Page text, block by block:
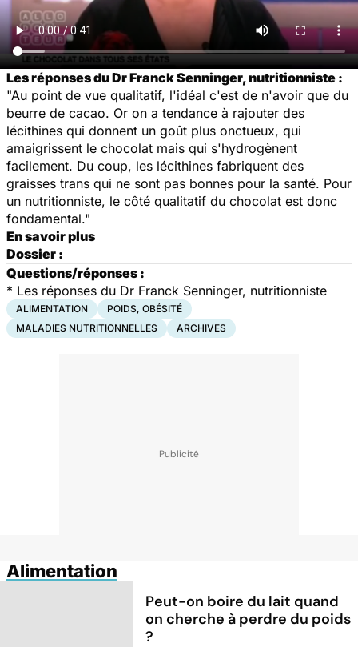
Les réponses du Dr Franck Senninger, nutritionniste :
"Au point de vue qualitatif, l'idéal c'est de n'avoir que du
beurre de cacao. Or on a tendance à rajouter des
lécithines qui donnent un goût plus onctueux, qui
amaigrissent le chocolat mais qui s'hydrogènent
facilement. Du coup, les lécithines fabriquent des
graisses trans qui ne sont pas bonnes pour la santé. Pour
un nutritionniste, le côté qualitatif du chocolat est donc
fondamental."
En savoir plus
Dossier :
Questions/réponses :
* Les réponses du Dr Franck Senninger, nutritionniste
ALIMENTATION
POIDS, OBÉSITÉ
MALADIES NUTRITIONNELLES
ARCHIVES
Alimentation
Peut-on boire du lait quand
on cherche à perdre du poids
?